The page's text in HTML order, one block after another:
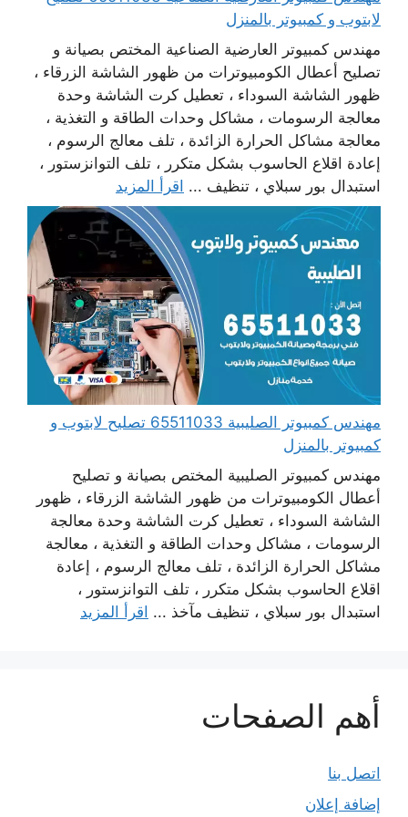
لابتوب و كمبيوتر بالمنزل
مهندس كمبيوتر العارضية الصناعية المختص بصيانة و
تصليح أعطال الكومبيوترات من ظهور الشاشة الزرقاء ،
ظهور الشاشة السوداء ، تعطيل كرت الشاشة وحدة
معالجة الرسومات ، مشاكل وحدات الطاقة و التغذية ،
معالجة مشاكل الحرارة الزائدة ، تلف معالج الرسوم ،
إعادة اقلاع الحاسوب بشكل متكرر ، تلف التوانزستور ،
استبدال بور سبلاي ، تنظيف ... اقرأ المزيد
مهندس كمبيوتر الصليبية 65511033 تصليح لابتوب و
كمبيوتر بالمنزل
مهندس كمبيوتر الصليبية المختص بصيانة و تصليح
أعطال الكومبيوترات من ظهور الشاشة الزرقاء ، ظهور
الشاشة السوداء ، تعطيل كرت الشاشة وحدة معالجة
الرسومات ، مشاكل وحدات الطاقة و التغذية ، معالجة
مشاكل الحرارة الزائدة ، تلف معالج الرسوم ، إعادة
اقلاع الحاسوب بشكل متكرر ، تلف التوانزستور ،
استبدال بور سبلاي ، تنظيف مآخذ ... اقرأ المزيد
أهم الصفحات
اتصل بنا
إضافة إعلان